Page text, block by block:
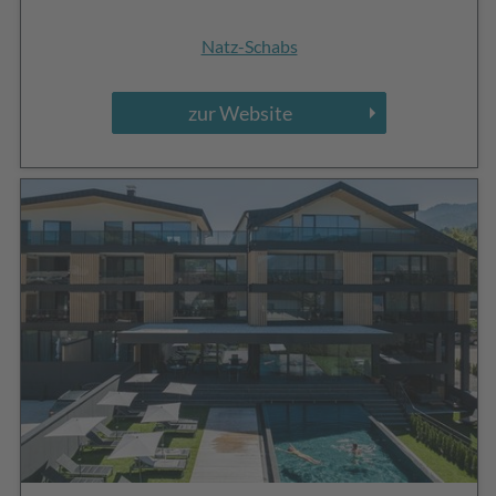
Natz-Schabs
zur Website